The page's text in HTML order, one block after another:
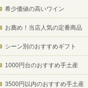
希少価値の高いワイン
お薦め！当店人気の定番商品
シーン別のおすすめギフト
1000円台のおすすめ手土産
3500円以内のおすすめ手土産